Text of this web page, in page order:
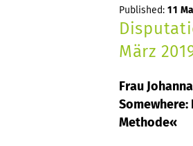
Published: 11
März
Frau
Methode«